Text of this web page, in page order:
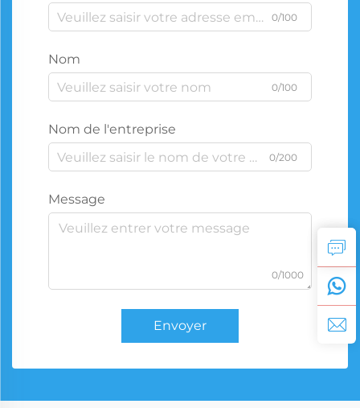
0/100
Nom
0/100
Nom de l'entreprise
0/200
Message
0/1000
Envoyer